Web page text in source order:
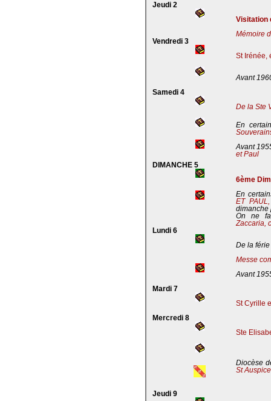
Jeudi 2
Visitation
Mémoire
Vendredi 3
St Irénée,
Avant
Samedi 4
De la Ste
En
Avant
et Paul
DIMANCHE 5
6ème
En
ET
dimanche
On ne
Zaccaria,
Lundi 6
De la férie
Messe
Avant
Mardi 7
St Cyrille
Mercredi 8
Ste
Diocèse
St
Jeudi 9